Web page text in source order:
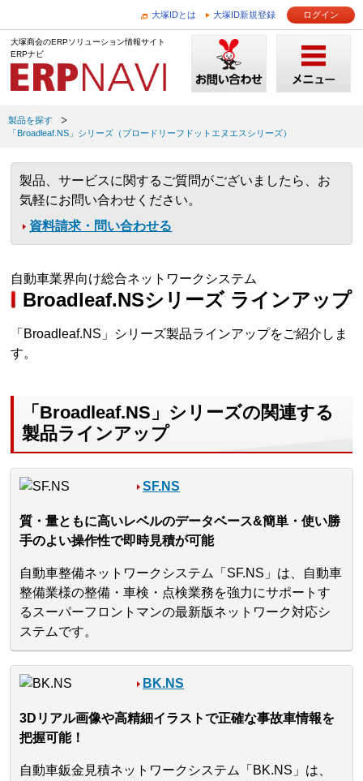
大塚IDとは 大塚ID新規登録 ログイン
大塚商会のERPソリューション情報サイト
ERPナビ
製品を探す
「Broadleaf.NS」シリーズ（ブロードリーフドットエヌエスシリーズ）
製品、サービスに関するご質問がございましたら、お
気軽にお問い合わせください。
資料請求・問い合わせる
自動車業界向け総合ネットワークシステム
Broadleaf.NSシリーズ ラインアップ
「Broadleaf.NS」シリーズ製品ラインアップをご紹介しま
す。
「Broadleaf.NS」シリーズの関連する
製品ラインアップ
SF.NS
質・量ともに高いレベルのデータベース&簡単・使い勝
手のよい操作性で即時見積が可能
自動車整備ネットワークシステム「SF.NS」は、自動車
整備業様の整備・車検・点検業務を強力にサポートす
るスーパーフロントマンの最新版ネットワーク対応シ
ステムです。
BK.NS
3Dリアル画像や高精細イラストで正確な事故車情報を
把握可能！
自動車鈑金見積ネットワークシステム「BK.NS」は、